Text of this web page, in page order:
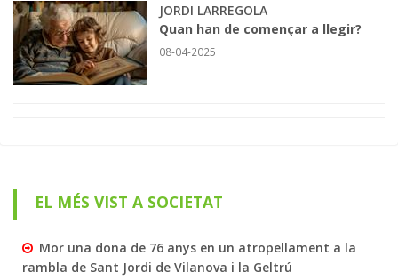
JORDI LARREGOLA
Quan han de començar a llegir?
08-04-2025
EL MÉS VIST A SOCIETAT
Mor una dona de 76 anys en un atropellament a la
rambla de Sant Jordi de Vilanova i la Geltrú